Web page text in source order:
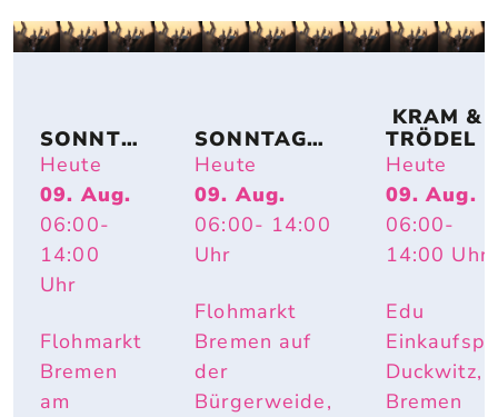
SONNTA
GSFLOH
MARKT
Heute
09. Aug.
06:00-
14:00
Uhr
Flohmarkt
Bremen
am
SONNTAGS
FLOHMARK
T
Heute
09. Aug.
06:00- 14:00
Uhr
Flohmarkt
Bremen auf
der
Bürgerweide,
KRAM &
TRÖDEL
Heute
09. Aug.
06:00-
14:00 Uhr
Edu
Duckwitz,
Bremen